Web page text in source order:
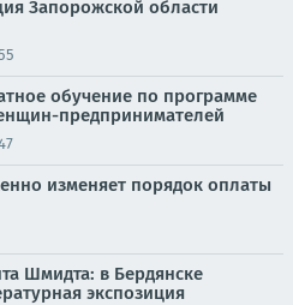
Запорожской области
обучение по программе
предпринимателей
изменяет порядок оплаты
Шмидта: в Бердянске
экспозиция